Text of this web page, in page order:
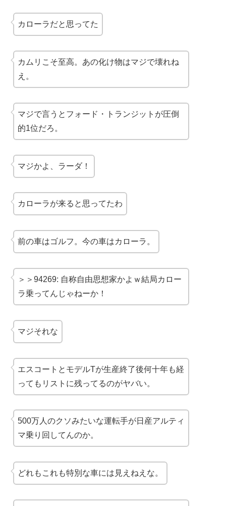
カローラだと思ってた
カムリこそ至高。あの化け物はマジで壊れね
え。
マジで言うとフォード・トランジットが圧倒
的1位だろ。
マジかよ、ラーダ！
カローラが来ると思ってたわ
前の車はゴルフ。今の車はカローラ。
＞＞94269: 自称自由思想家かよｗ結局カロー
ラ乗ってんじゃねーか！
マジそれな
エスコートとモデルTが生産終了後何十年も経
ってもリストに残ってるのがヤバい。
500万人のクソみたいな運転手が日産アルティ
マ乗り回してんのか。
どれもこれも特別な車には見えねえな。